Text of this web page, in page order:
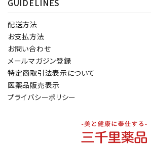
GUIDELINES
配送方法
お支払方法
お問い合わせ
メールマガジン登録
特定商取引法表示について
医薬品販売表示
プライバシーポリシー